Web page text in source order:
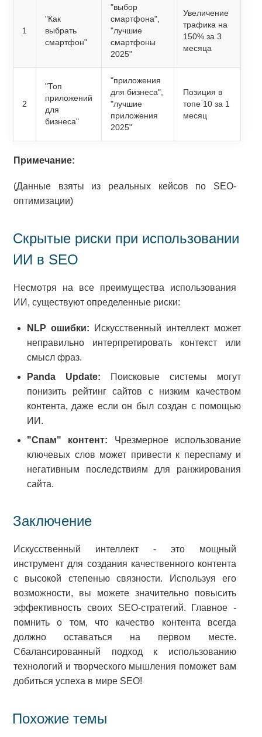
1
"Как
выбрать
смартфон"
"выбор
смартфона",
"лучшие
смартфоны
2025"
Увеличение
трафика на
150% за 3
месяца
2
"Топ
приложений
для
бизнеса"
"приложения
для бизнеса",
"лучшие
приложения
2025"
Позиция в
топе 10 за 1
месяц
Примечание:
(Данные взяты из реальных кейсов по SEO-
оптимизации)
Скрытые риски при использовании
ИИ в SEO
Несмотря на все преимущества использования
ИИ, существуют определенные риски:
NLP ошибки: Искусственный интеллект может
неправильно интерпретировать контекст или
смысл фраз.
Panda Update: Поисковые системы могут
понизить рейтинг сайтов с низким качеством
контента, даже если он был создан с помощью
ИИ.
"Спам" контент: Чрезмерное использование
ключевых слов может привести к переспаму и
негативным последствиям для ранжирования
сайта.
Заключение
Искусственный интеллект - это мощный
инструмент для создания качественного контента
с высокой степенью связности. Используя его
возможности, вы можете значительно повысить
эффективность своих SEO-стратегий. Главное -
помнить о том, что качество контента всегда
должно оставаться на первом месте.
Сбалансированный подход к использованию
технологий и творческого мышления поможет вам
добиться успеха в мире SEO!
Похожие темы